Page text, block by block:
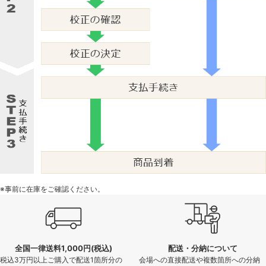
※事前に在庫をご確認ください。
全国一律送料1,000円(税込)
税込3万円以上ご購入で配送1箇所分の
配送・分納について
会場への直接配送や複数箇所への分納